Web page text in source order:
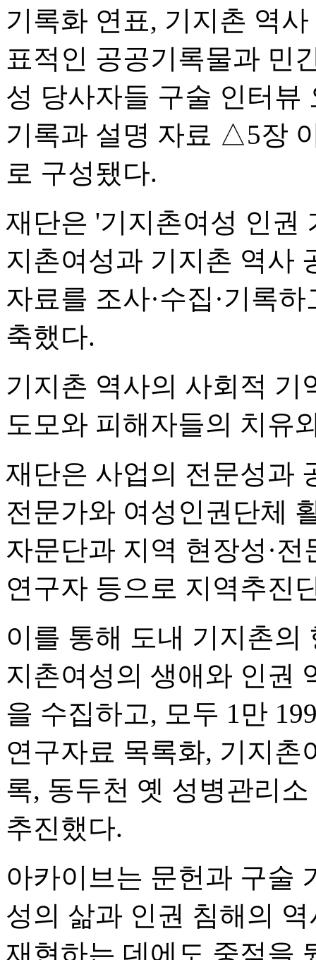
기록화 연표, 기지촌 역
표적인 공공기록물과 민
성 당사자들 구술 인터
기록과 설명 자료 △5장
로 구성됐다.
재단은 '기지촌여성 인권
지촌여성과 기지촌 역사
자료를 조사·수집·기록
축했다.
기지촌 역사의 사회적 기
도모와 피해자들의 치유
재단은 사업의 전문성과
전문가와 여성인권단체
자문단과 지역 현장성·
연구자 등으로 지역추진
이를 통해 도내 기지촌의
지촌여성의 생애와 인권
을 수집하고, 모두 1만
연구자료 목록화, 기지촌
록, 동두천 옛 성병관리
추진했다.
아카이브는 문헌과 구술
성의 삶과 인권 침해의
재현하는 데에도 중점을